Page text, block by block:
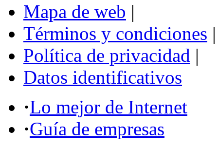
Mapa de web |
Términos y condiciones |
Política de privacidad |
Datos identificativos
·Lo mejor de Internet
·Guía de empresas